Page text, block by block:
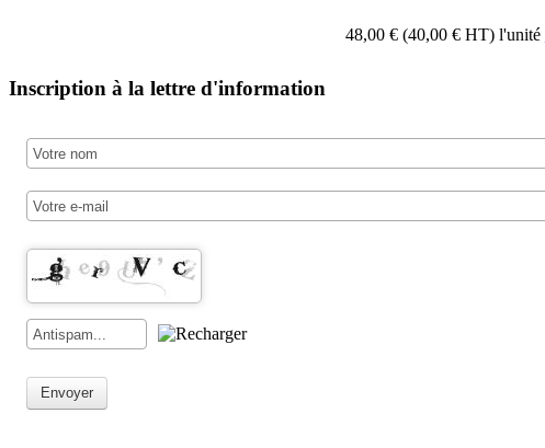
48,00 € (40,00 € HT) l'unité
Inscription à la lettre d'information
Envoyer